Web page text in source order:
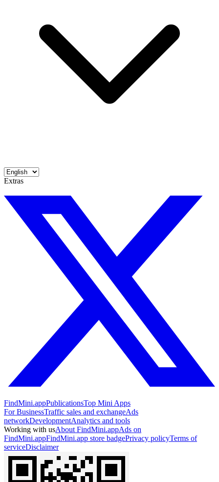
Extras
FindMini.appPublicationsTop Mini Apps
For BusinessTraffic sales and exchangeAds
networkDevelopmentAnalytics and tools
Working with usAbout FindMini.appAds on
FindMini.appFindMini.app store badgePrivacy policyTerms of
serviceDisclaimer